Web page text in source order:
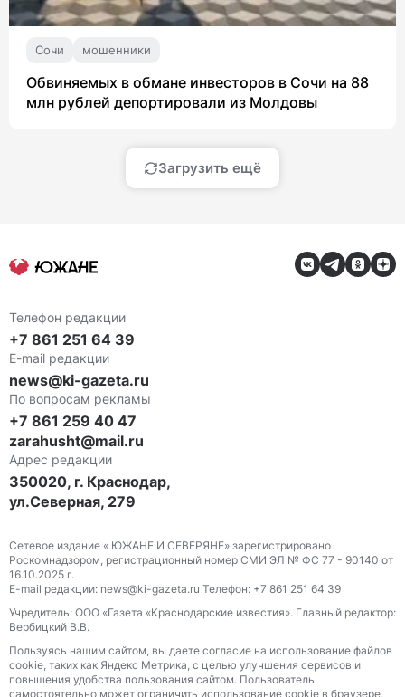
Сочи мошенники
Обвиняемых в обмане инвесторов в Сочи на 88
млн рублей депортировали из Молдовы
Загрузить ещё
Телефон редакции
+7 861 251 64 39
E-mail редакции
news@ki-gazeta.ru
По вопросам рекламы
+7 861 259 40 47
zarahusht@mail.ru
Адрес редакции
350020, г. Краснодар,
ул.Северная, 279
Сетевое издание « ЮЖАНЕ И СЕВЕРЯНЕ» зарегистрировано
Роскомнадзором, регистрационный номер СМИ ЭЛ № ФС 77 - 90140 от
16.10.2025 г.
E-mail редакции: news@ki-gazeta.ru Телефон: +7 861 251 64 39
Учредитель: ООО «Газета «Краснодарские известия». Главный редактор:
Вербицкий В.В.
Пользуясь нашим сайтом, вы даете согласие на использование файлов
сооkіе, таких как Яндекс Метрика, с целью улучшения сервисов и
повышения удобства пользования сайтом. Пользователь
самостоятельно может ограничить использование сооkіе в браузере,